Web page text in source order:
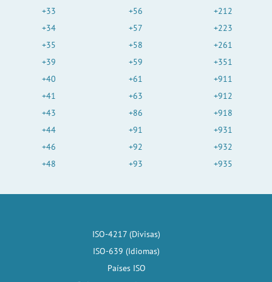
+33
+34
+35
+39
+40
+41
+43
+44
+46
+48
+56
+57
+58
+59
+61
+63
+86
+91
+92
+93
+212
+223
+261
+351
+911
+912
+918
+931
+932
+935
ISO-4217 (Divisas)
ISO-639 (Idiomas)
Países ISO